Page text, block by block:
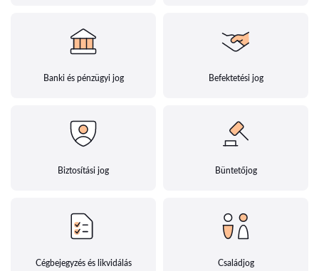
Banki és pénzügyi jog Befektetési jog
Biztosítási jog Büntetőjog
Cégbejegyzés és likvidálás Családjog